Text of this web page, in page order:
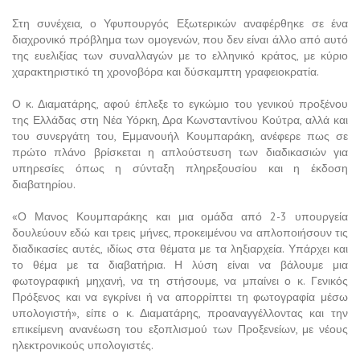
Στη συνέχεια, ο Υφυπουργός Εξωτερικών αναφέρθηκε σε ένα
διαχρονικό πρόβλημα των ομογενών, που δεν είναι άλλο από αυτό
της ευελιξίας των συναλλαγών με το ελληνικό κράτος, με κύριο
χαρακτηριστικό τη χρονοβόρα και δύσκαμπτη γραφειοκρατία.
Ο κ. Διαματάρης, αφού έπλεξε το εγκώμιο του γενικού προξένου
της Ελλάδας στη Νέα Υόρκη, Δρα Κωνσταντίνου Κούτρα, αλλά και
του συνεργάτη του, Εμμανουήλ Κουμπαράκη, ανέφερε πως σε
πρώτο πλάνο βρίσκεται η απλούστευση των διαδικασιών για
υπηρεσίες όπως η σύνταξη πληρεξουσίου και η έκδοση
διαβατηρίου.
«Ο Μανος Κουμπαράκης και μια ομάδα από 2-3 υπουργεία
δουλεύουν εδώ και τρεις μήνες, προκειμένου να απλοποιήσουν τις
διαδικασίες αυτές, ιδίως στα θέματα με τα ληξιαρχεία. Υπάρχει και
το θέμα με τα διαβατήρια. Η λύση είναι να βάλουμε μια
φωτογραφική μηχανή, να τη στήσουμε, να μπαίνει ο κ. Γενικός
Πρόξενος και να εγκρίνει ή να απορρίπτει τη φωτογραφία μέσω
υπολογιστή», είπε ο κ. Διαματάρης, προαναγγέλλοντας και την
επικείμενη ανανέωση του εξοπλισμού των Προξενείων, με νέους
ηλεκτρονικούς υπολογιστές.